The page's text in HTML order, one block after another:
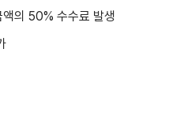
의 50% 수수료 발생